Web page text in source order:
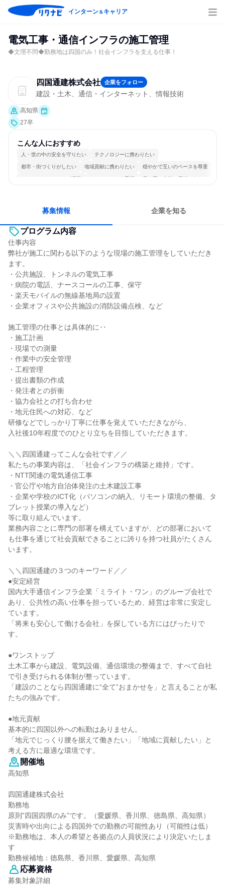
インターン＆キャリア
電気工事・通信インフラの施工管理
◆文理不問◆勤務地は四国のみ！社会インフラを支える仕事！
四国通建株式会社 企業をフォロー
建設・土木、通信・インターネット、情報技術
高知県
27卒
こんな人におすすめ
人・世の中の安全を守りたい テクノロジーに携わりたい
都市・街づくりがしたい 地域貢献に携わりたい 穏やかで互いのペースを尊重
コミュニケーションが活発 チームワークを重視 長く同じ会社に居続けられる
募集情報 企業を知る
プログラム内容
仕事内容
弊社が施工に関わる以下のような現場の施工管理をしていただき
ます。
・公共施設、トンネルの電気工事
・病院の電話、ナースコールの工事、保守
・楽天モバイルの無線基地局の設置
・企業オフィスや公共施設の消防設備点検、など
施工管理の仕事とは具体的に‥
・施工計画
・現場での測量
・作業中の安全管理
・工程管理
・提出書類の作成
・発注者との折衝
・協力会社との打ち合わせ
・地元住民への対応、など
研修などでしっかり丁寧に仕事を覚えていただきながら、
入社後10年程度でのひとり立ちを目指していただきます。
＼＼四国通建ってこんな会社です／／
私たちの事業内容は、「社会インフラの構築と維持」です。
・NTT関連の電気通信工事
・官公庁や地方自治体発注の土木建設工事
・企業や学校のICT化（パソコンの納入、リモート環境の整備、タ
ブレット授業の導入など）
等に取り組んでいます。
業務内容ごとに専門の部署を構えていますが、どの部署において
も仕事を通じて社会貢献できることに誇りを持つ社員がたくさん
います。
＼＼四国通建の３つのキーワード／／
●安定経営
国内大手通信インフラ企業「ミライト・ワン」のグループ会社で
あり、公共性の高い仕事を担っているため、経営は非常に安定し
ています。
「将来も安心して働ける会社」を探している方にはぴったりで
す。
●ワンストップ
土木工事から建設、電気設備、通信環境の整備まで、すべて自社
で引き受けられる体制が整っています。
「建設のことなら四国通建に“全て”おまかせを」と言えることが私
たちの強みです。
●地元貢献
基本的に四国以外への転勤はありません。
「地元でじっくり腰を据えて働きたい」「地域に貢献したい」と
考える方に最適な環境です。
開催地
高知県
四国通建株式会社
勤務地
原則‟四国四県のみ”です。（愛媛県、香川県、徳島県、高知県）
災害時や出向による四国外での勤務の可能性あり（可能性は低）
※勤務地は、本人の希望と各拠点の人員状況により決定いたしま
す
勤務候補地：徳島県、香川県、愛媛県、高知県
応募資格
募集対象詳細